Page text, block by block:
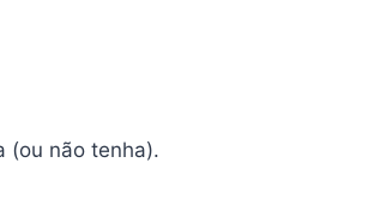
(ou não tenha).